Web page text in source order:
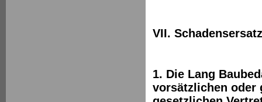
VII. Schadensersatz
1. Die Lang
vorsätzlichen oder